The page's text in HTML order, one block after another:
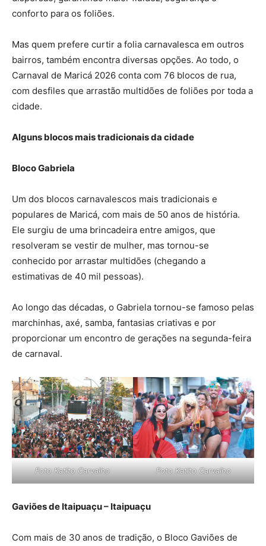
conforto para os foliões.
Mas quem prefere curtir a folia carnavalesca em outros
bairros, também encontra diversas opções. Ao todo, o
Carnaval de Maricá 2026 conta com 76 blocos de rua,
com desfiles que arrastão multidões de foliões por toda a
cidade.
Alguns blocos mais tradicionais da cidade
Bloco Gabriela
Um dos blocos carnavalescos mais tradicionais e
populares de Maricá, com mais de 50 anos de história.
Ele surgiu de uma brincadeira entre amigos, que
resolveram se vestir de mulher, mas tornou-se
conhecido por arrastar multidões (chegando a
estimativas de 40 mil pessoas).
Ao longo das décadas, o Gabriela tornou-se famoso pelas
marchinhas, axé, samba, fantasias criativas e por
proporcionar um encontro de gerações na segunda-feira
de carnaval.
Foto Katito Carvalho Foto Katito Carvalho
Gaviões de Itaipuaçu – Itaipuaçu
Com mais de 30 anos de tradição, o Bloco Gaviões de